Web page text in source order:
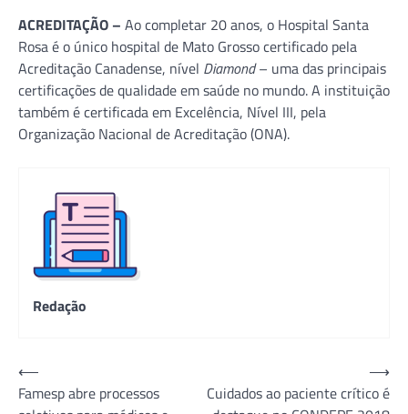
ACREDITAÇÃO – Ao completar 20 anos, o Hospital Santa
Rosa é o único hospital de Mato Grosso certificado pela
Acreditação Canadense, nível Diamond– uma das principais
certificações de qualidade em saúde no mundo. A instituição
também é certificada em Excelência, Nível III, pela
Organização Nacional de Acreditação (ONA).
Redação
Navegação
de
⟵
Famesp abre processos
Cuidados ao paciente crítico é
⟶